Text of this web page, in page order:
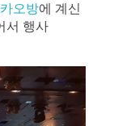
오방에 계신
서 행사